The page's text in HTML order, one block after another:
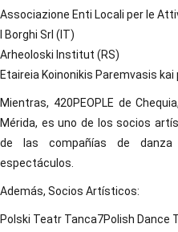
Associazione Enti Locali per le
I Borghi Srl (IT)
Arheoloski Institut (RS)
Etaireia Koinonikis Paremvasis kai
Mientras, 420PEOPLE de
Mérida, es uno de los socios
de las compañías de
espectáculos.
Además, Socios Artísticos:
Polski Teatr Tanca7Polish Dance